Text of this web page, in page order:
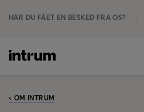
HAR DU FÅET EN BESKED FRA OS?
‹ OM INTRUM